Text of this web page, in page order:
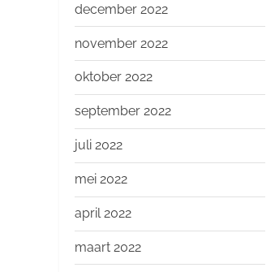
december 2022
november 2022
oktober 2022
september 2022
juli 2022
mei 2022
april 2022
maart 2022